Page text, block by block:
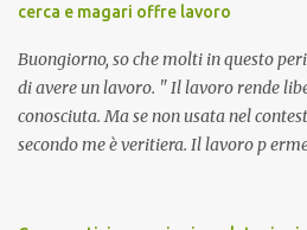
cerca e magari offre lavoro
Buongiorno, so che molti in questo
di avere un lavoro. " Il lavoro rende
conosciuta. Ma se non usata nel
secondo me è veritiera. Il lavoro p